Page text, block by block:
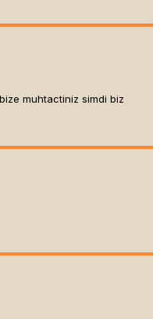
muhtactiniz simdi biz